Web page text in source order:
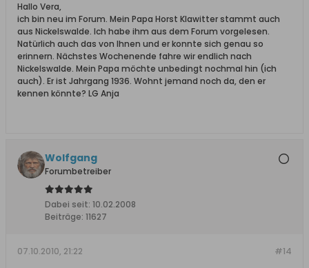
Hallo Vera,
ich bin neu im Forum. Mein Papa Horst Klawitter stammt auch
aus Nickelswalde. Ich habe ihm aus dem Forum vorgelesen.
Natürlich auch das von Ihnen und er konnte sich genau so
erinnern. Nächstes Wochenende fahre wir endlich nach
Nickelswalde. Mein Papa möchte unbedingt nochmal hin (ich
auch). Er ist Jahrgang 1936. Wohnt jemand noch da, den er
kennen könnte? LG Anja
Wolfgang
Forumbetreiber
Dabei seit: 10.02.2008
Beiträge: 11627
#14
07.10.2010, 21:22